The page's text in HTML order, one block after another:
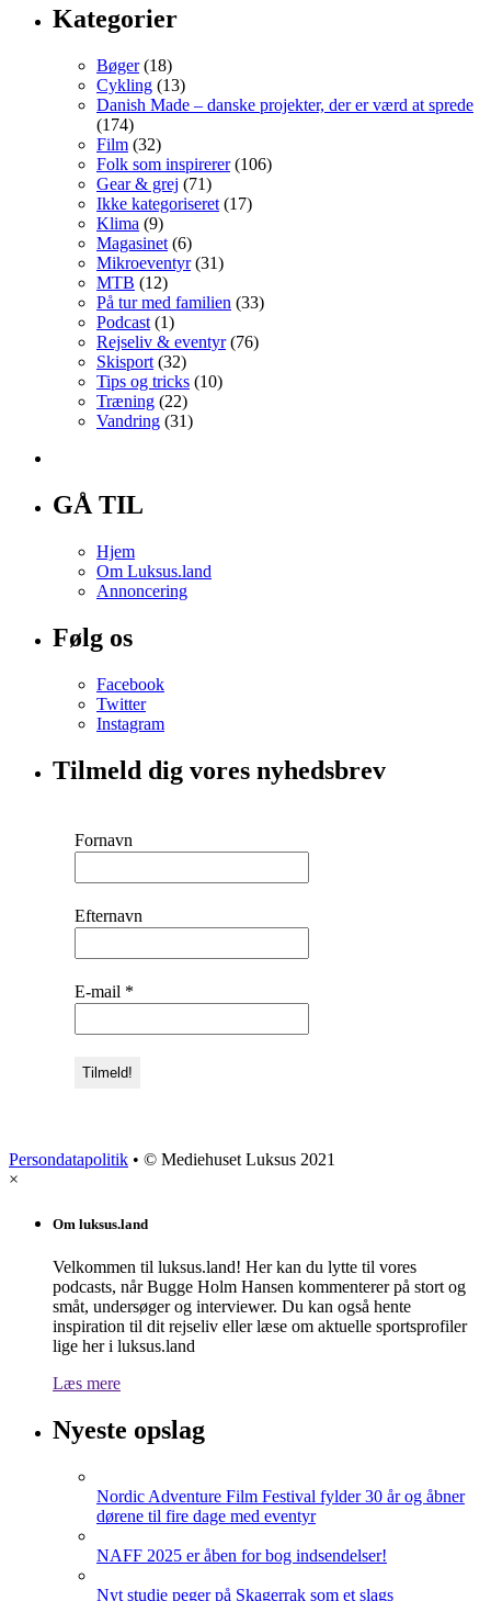
Kategorier
Bøger(18)
Cykling (13)
Danish Made – danske projekter, der er værd at sprede
(174)
Film (32)
Folk som inspirerer(106)
Gear & grej (71)
Ikke kategoriseret (17)
Klima (9)
Magasinet (6)
Mikroeventyr(31)
MTB (12)
På tur med familien (33)
Podcast (1)
Rejseliv & eventyr(76)
Skisport (32)
Tips og tricks (10)
Træning (22)
Vandring (31)
GÅ TIL
Hjem
Om Luksus.land
Annoncering
Følg os
Facebook
Twitter
Instagram
Tilmeld dig vores nyhedsbrev
Fornavn
Efternavn
E-mail *
Persondatapolitik • © Mediehuset Luksus 2021
×
Om luksus.land
Velkommen til luksus.land! Her kan du lytte til vores
podcasts, når Bugge Holm Hansen kommenterer på stort og
småt, undersøger og interviewer. Du kan også hente
inspiration til dit rejseliv eller læse om aktuelle sportsprofiler
lige her i luksus.land
Læs mere
Nyeste opslag
Nordic Adventure Film Festival fylder 30 år og åbner
dørene til fire dage med eventyr
NAFF 2025 er åben for bog indsendelser!
Nyt studie peger på Skagerrak som et slags